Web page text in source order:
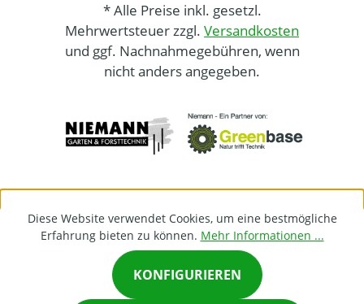
* Alle Preise inkl. gesetzl.
Mehrwertsteuer zzgl. Versandkosten
und ggf. Nachnahmegebühren, wenn
nicht anders angegeben.
Diese Website verwendet Cookies, um eine bestmögliche
Erfahrung bieten zu können. Mehr Informationen ...
KONFIGURIEREN